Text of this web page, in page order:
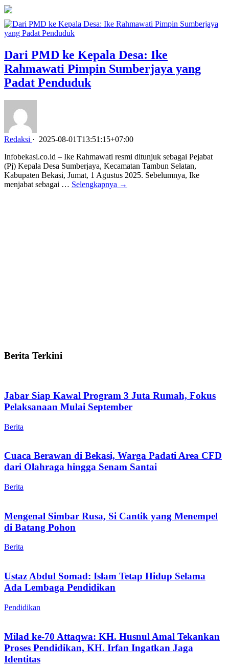
Dari PMD ke Kepala Desa: Ike
Rahmawati Pimpin Sumberjaya yang
Padat Penduduk
Redaksi · 2025-08-01T13:51:15+07:00
Infobekasi.co.id – Ike Rahmawati resmi ditunjuk sebagai Pejabat
(Pj) Kepala Desa Sumberjaya, Kecamatan Tambun Selatan,
Kabupaten Bekasi, Jumat, 1 Agustus 2025. Sebelumnya, Ike
menjabat sebagai … Selengkapnya →
Berita Terkini
Jabar Siap Kawal Program 3 Juta Rumah, Fokus
Pelaksanaan Mulai September
Berita
Cuaca Berawan di Bekasi, Warga Padati Area CFD
dari Olahraga hingga Senam Santai
Berita
Mengenal Simbar Rusa, Si Cantik yang Menempel
di Batang Pohon
Berita
Ustaz Abdul Somad: Islam Tetap Hidup Selama
Ada Lembaga Pendidikan
Pendidikan
Milad ke-70 Attaqwa: KH. Husnul Amal Tekankan
Proses Pendidikan, KH. Irfan Ingatkan Jaga
Identitas